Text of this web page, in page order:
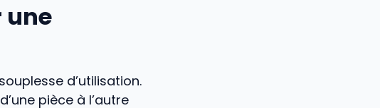
une
d’utilisation.
pièce à l’autre